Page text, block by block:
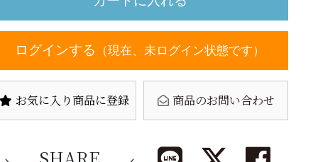
ログインする （現在、未ログイン状態です）
お気に入り商品に登録 商品のお問い合わせ